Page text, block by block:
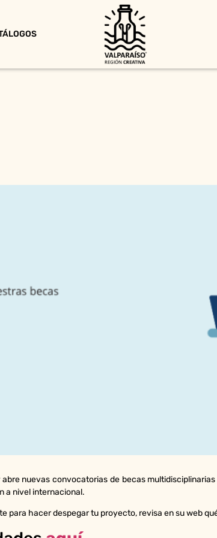
nuevas convocatorias de becas
a nivel internacional.
hacer despegar tu proyecto, revisa en su web